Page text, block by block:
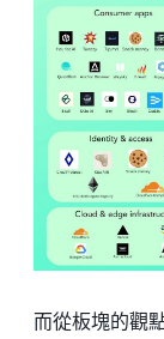
而從板塊的觀